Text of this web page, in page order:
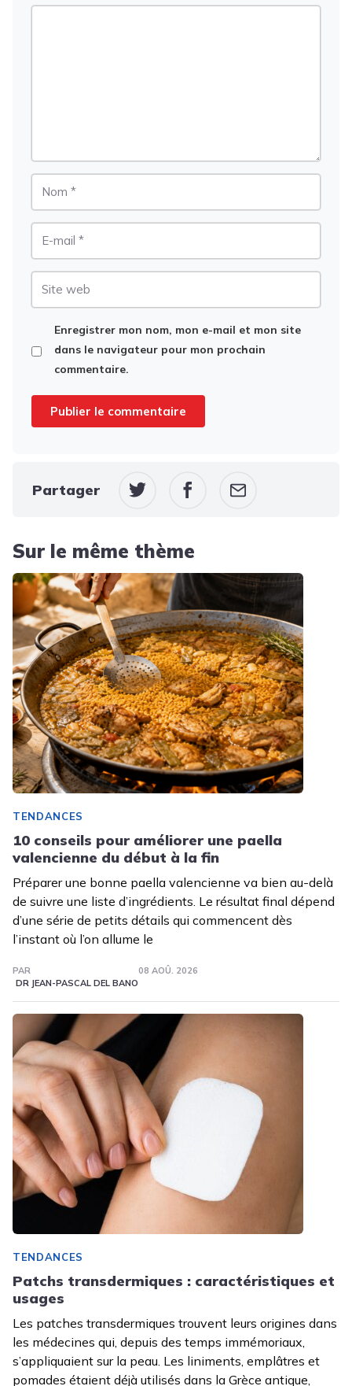
Enregistrer mon nom, mon e-mail et mon site
dans le navigateur pour mon prochain
commentaire.
Partager
Sur le même thème
TENDANCES
10 conseils pour améliorer une paella
valencienne du début à la fin
Préparer une bonne paella valencienne va bien au-delà
de suivre une liste d’ingrédients. Le résultat final dépend
d’une série de petits détails qui commencent dès
l’instant où l’on allume le
PAR
DR JEAN-PASCAL DEL BANO
08 AOÛ. 2026
TENDANCES
Patchs transdermiques : caractéristiques et
usages
Les patches transdermiques trouvent leurs origines dans
les médecines qui, depuis des temps immémoriaux,
s’appliquaient sur la peau. Les liniments, emplâtres et
pomades étaient déjà utilisés dans la Grèce antique,